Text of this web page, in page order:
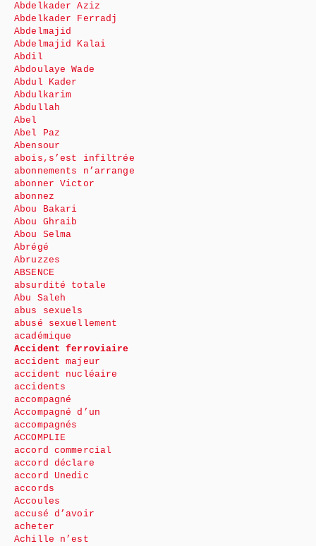
Abdelkader Aziz
Abdelkader Ferradj
Abdelmajid
Abdelmajid Kalai
Abdil
Abdoulaye Wade
Abdul Kader
Abdulkarim
Abdullah
Abel
Abel Paz
Abensour
abois,s’est infiltrée
abonnements n’arrange
abonner Victor
abonnez
Abou Bakari
Abou Ghraib
Abou Selma
Abrégé
Abruzzes
ABSENCE
absurdité totale
Abu Saleh
abus sexuels
abusé sexuellement
académique
Accident ferroviaire
accident majeur
accident nucléaire
accidents
accompagné
Accompagné d’un
accompagnés
ACCOMPLIE
accord commercial
accord déclare
accord Unedic
accords
Accoules
accusé d’avoir
acheter
Achille n’est